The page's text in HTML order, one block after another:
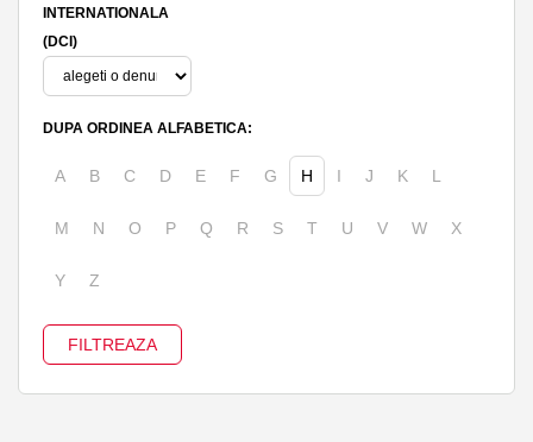
INTERNATIONALA
(DCI)
DUPA ORDINEA ALFABETICA:
A B C D E F G H I J K L
M N O P Q R S T U V W X
Y Z